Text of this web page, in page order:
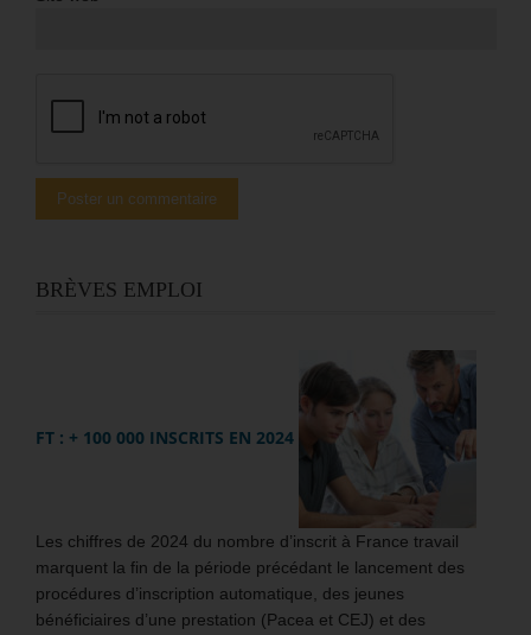
BRÈVES EMPLOI
FT : + 100 000 INSCRITS EN 2024
Les chiffres de 2024 du nombre d’inscrit à France travail
marquent la fin de la période précédant le lancement des
procédures d’inscription automatique, des jeunes
bénéficiaires d’une prestation (Pacea et CEJ) et des